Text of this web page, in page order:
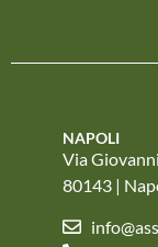
NAPOLI
Via
80143 |